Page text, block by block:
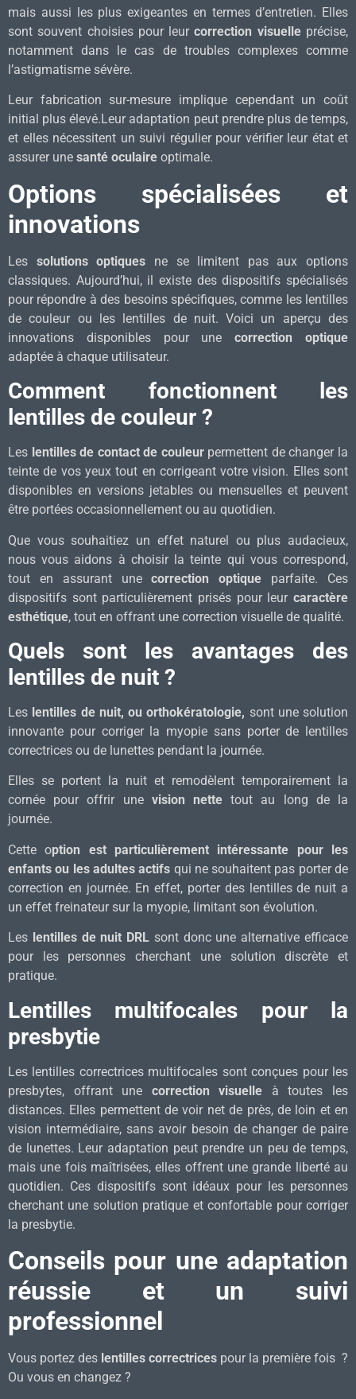
mais aussi les plus exigeantes en termes d’entretien. Elles
sont souvent choisies pour leurcorrection visuelleprécise,
notamment dans le cas de troubles complexes comme
l’astigmatisme sévère.
Leur fabrication sur-mesure implique cependant un coût
initial plus élevé.Leur adaptation peut prendre plus de temps,
et elles nécessitent un suivi régulier pour vérifier leur état et
assurer une santé oculaire optimale.
Options spécialisées et
innovations
Les solutions optiques ne se limitent pas aux options
classiques. Aujourd’hui, il existe des dispositifs spécialisés
pour répondre à des besoins spécifiques, comme les lentilles
de couleur ou les lentilles de nuit. Voici un aperçu des
innovations disponibles pour unecorrection optique
adaptée à chaque utilisateur.
Comment fonctionnent les
lentilles de couleur ?
Les lentilles de contact de couleurpermettent de changer la
teinte de vos yeux tout en corrigeant votre vision. Elles sont
disponibles en versions jetables ou mensuelles et peuvent
être portées occasionnellement ou au quotidien.
Que vous souhaitiez un effet naturel ou plus audacieux,
nous vous aidons à choisir la teinte qui vous correspond,
tout en assurant unecorrection optique parfaite. Ces
dispositifs sont particulièrement prisés pour leur caractère
esthétique, tout en offrant une correction visuelle de qualité.
Quels sont les avantages des
lentilles de nuit ?
Les lentilles de nuit, ou orthokératologie, sont une solution
innovante pour corriger la myopie sans porter de lentilles
correctrices ou de lunettes pendant la journée.
Elles se portent la nuit et remodèlent temporairement la
cornée pour offrir une vision nette tout au long de la
journée.
Cette option est particulièrement intéressante pour les
enfants ou les adultes actifs qui ne souhaitent pas porter de
correction en journée. En effet, porter des lentilles de nuit a
un effet freinateur sur la myopie, limitant son évolution.
Les lentilles de nuit DRL sont donc une alternative efficace
pour les personnes cherchant une solution discrète et
pratique.
Lentilles multifocales pour la
presbytie
Les lentilles correctrices multifocales sont conçues pour les
presbytes, offrant une correction visuelle à toutes les
distances. Elles permettent de voir net de près, de loin et en
vision intermédiaire, sans avoir besoin de changer de paire
de lunettes. Leur adaptation peut prendre un peu de temps,
mais une fois maîtrisées, elles offrent une grande liberté au
quotidien. Ces dispositifs sont idéaux pour les personnes
cherchant une solution pratique et confortable pour corriger
la presbytie.
Conseils pour une adaptation
réussie et un suivi
professionnel
Vous portez des lentilles correctrices pour la première fois ?
Ou vous en changez ?